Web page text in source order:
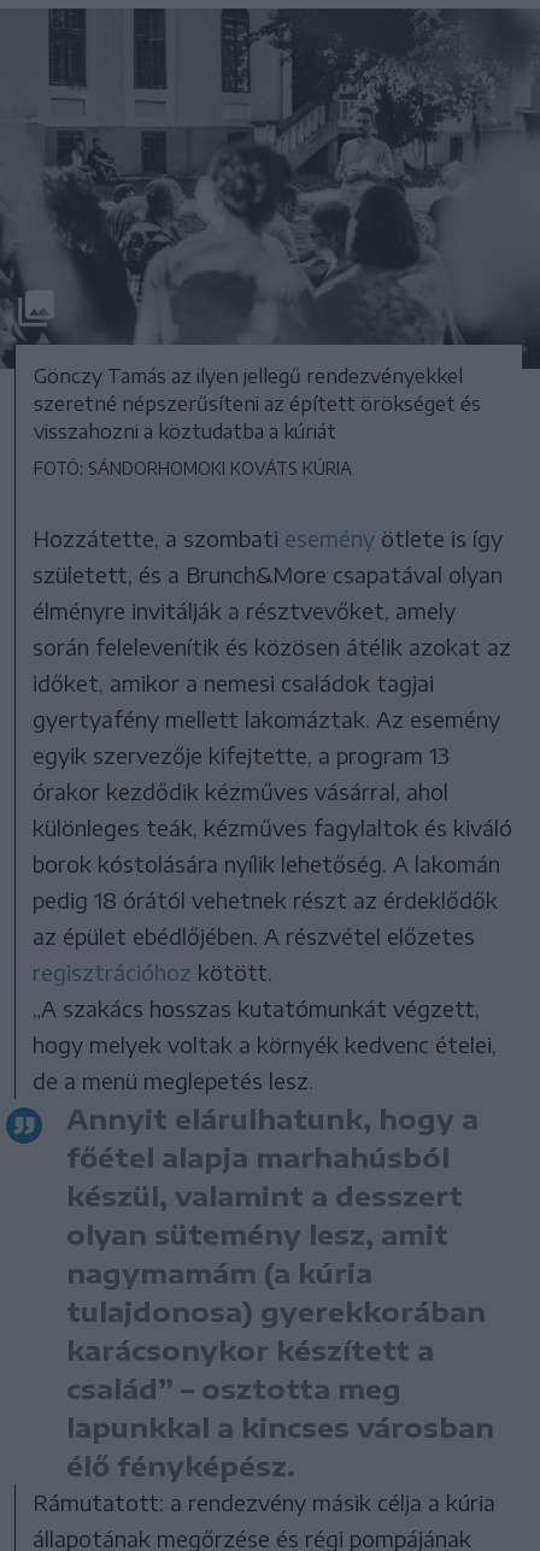
Gönczy Tamás az ilyen jellegű rendezvényekkel
szeretné népszerűsíteni az épített örökséget és
visszahozni a köztudatba a kúriát
FOTÓ: SÁNDORHOMOKI KOVÁTS KÚRIA
Hozzátette, a szombati esemény ötlete is így
született, és a Brunch&More csapatával olyan
élményre invitálják a résztvevőket, amely
során felelevenítik és közösen átélik azokat az
időket, amikor a nemesi családok tagjai
gyertyafény mellett lakomáztak. Az esemény
egyik szervezője kifejtette, a program 13
órakor kezdődik kézműves vásárral, ahol
különleges teák, kézműves fagylaltok és kiváló
borok kóstolására nyílik lehetőség. A lakomán
pedig 18 órától vehetnek részt az érdeklődők
az épület ebédlőjében. A részvétel előzetes
regisztrációhoz kötött.
„A szakács hosszas kutatómunkát végzett,
hogy melyek voltak a környék kedvenc ételei,
de a menü meglepetés lesz.
Annyit elárulhatunk, hogy a
főétel alapja marhahúsból
készül, valamint a desszert
olyan sütemény lesz, amit
nagymamám (a kúria
tulajdonosa) gyerekkorában
karácsonykor készített a
család” – osztotta meg
lapunkkal a kincses városban
élő fényképész.
Rámutatott: a rendezvény másik célja a kúria
állapotának megőrzése és régi pompájának